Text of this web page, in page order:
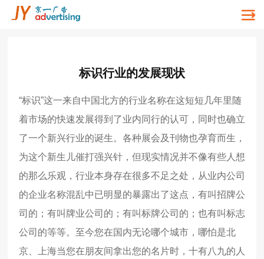
标识行业的发展现状
“标识”这一来自中国北方的行业名称在这短短几年里随
着市场的快速发展得到了业内同行的认可，同时也确立
了一个新兴行业的诞生。各种展会及刊物也孕育而生，
为这个新生儿催打强兴针，但现实情况并不像有些人想
的那么乐观，行业本身存在很多不足之处，从业内公司
的企业名称混乱中已明显的暴露出了这点，有叫招牌公
司的；有叫牌业公司的；有叫标牌公司的；也有叫标志
公司的等等。至今您在国内无论哪个城市，哪怕是北
京、上海当您在朋友间拿出您的名片时，十有八九的人